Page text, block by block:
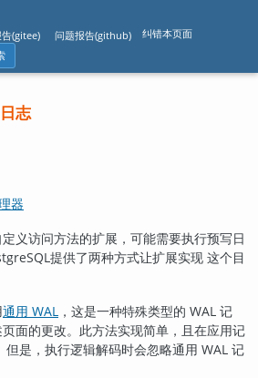
(gitee) 问题报告(github) 纠错本页面
志
器
义访问方法的扩展，可能需要执行预写日
提供了两种方式让扩展实现 这个目
通用 WAL ，这是一种特殊类型的 WAL 记
面的更改。此方法实现简单，且在应用记
是，执行逻辑解码时会忽略通用 WAL 记